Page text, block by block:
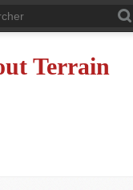
Terrain